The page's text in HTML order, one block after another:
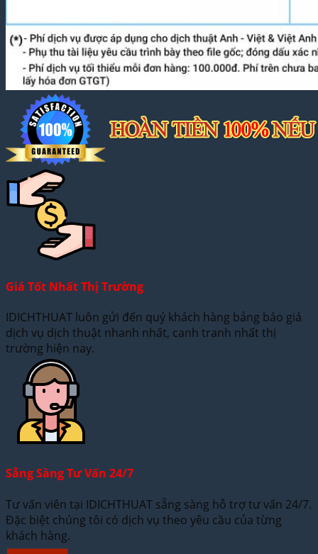
Giá Tốt Nhất Thị Trường
IDICHTHUAT luôn gửi đến quý khách hàng bảng báo giá
dịch vụ dịch thuật nhanh nhất, canh tranh nhất thị
trường hiện nay.
Sẵng Sàng Tư Vấn 24/7
Tư vấn viên tại IDICHTHUAT sẵng sàng hỗ trợ tư vấn 24/7.
Đặc biệt chúng tôi có dịch vụ theo yêu cầu của từng
khách hàng.